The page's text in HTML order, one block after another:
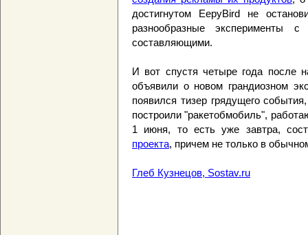
достигнутом EepyBird не
разнообразные эксперименты
составляющими.
И вот спустя четыре года после
объявили о новом грандиозном
появился тизер грядущего
построили "ракетобмобиль",
1 июня, то есть уже завтра,
проекта, причем не только в
Глеб Кузнецов, Sostav.ru